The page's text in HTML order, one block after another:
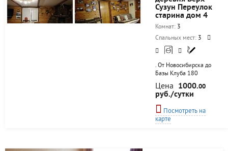
Рядом...
Сузун Переулок
старина дом 4
Комнат: 3
Спальных мест: 3
. От Новосибирска до
Базы Клуба 180
километров.
Расположена база
всего в десяти
километрах от
районного центра,
поселка Сузун.
Цена 1000.00
руб./сутки
Посмотреть на
карте